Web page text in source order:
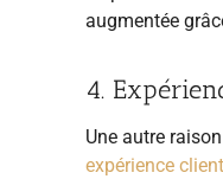
augmentée
4.
Une autre
expérience client